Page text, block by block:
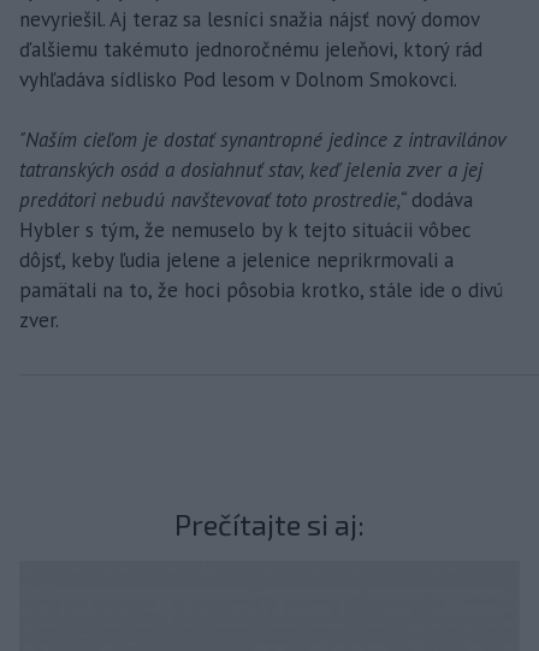
nevyriešil. Aj teraz sa lesníci snažia nájsť nový domov
ďalšiemu takémuto jednoročnému jeleňovi, ktorý rád
vyhľadáva sídlisko Pod lesom v Dolnom Smokovci.
"Naším cieľom je dostať synantropné jedince z intravilánov
tatranských osád a dosiahnuť stav, keď jelenia zver a jej
predátori nebudú navštevovať toto prostredie,“ dodáva
Hybler s tým, že nemuselo by k tejto situácii vôbec
dôjsť, keby ľudia jelene a jelenice neprikrmovali a
pamätali na to, že hoci pôsobia krotko, stále ide o divú
zver.
Prečítajte si aj: